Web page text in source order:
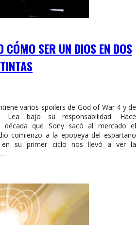
CÓMO SER UN DIOS EN DOS
varios spoilers de God of War 4 y de
bajo su responsabilidad. Hace
década que Sony sacó al mercado el
comienzo a la epopeya del espartano
en su primer ciclo nos llevó a ver la